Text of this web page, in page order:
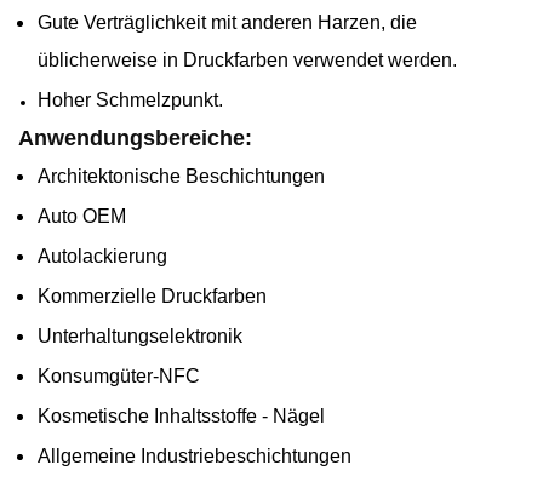
Gute Verträglichkeit mit anderen Harzen, die
üblicherweise in Druckfarben verwendet werden.
Hoher Schmelzpunkt.
Anwendungsbereiche:
Architektonische Beschichtungen
Auto OEM
Autolackierung
Kommerzielle Druckfarben
Unterhaltungselektronik
Konsumgüter-NFC
Kosmetische Inhaltsstoffe - Nägel
Allgemeine Industriebeschichtungen